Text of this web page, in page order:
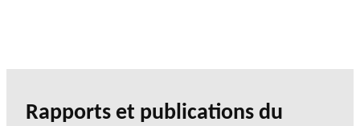
Rapports et publications du